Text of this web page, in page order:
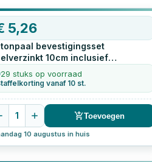
5,26
bevestigingsset
10cm inclusief
bout en schroeven
29 stuks op voorraad
vanaf 10 st.
1 Toevoegen
10 augustus in huis